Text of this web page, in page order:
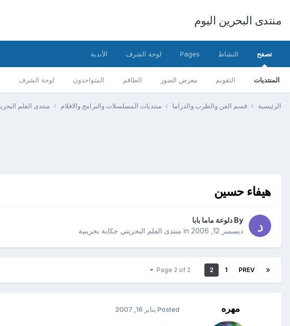
منتدى البحرين اليوم
تصفح
المنتديات التقويم معرض الصور الطاقم المتواجدون لوحة الشرف
النشاط Pages لوحة الشرف الأندية
الرئيسية قسم الفن والطرب والدراما منتديات المسلسلات والبرامج والافلام منتدى الفلم
هيفاء حسين
By دلوعة ماما بابا
ديسمبر 12, 2006
منتدى الفلم البحريني حكاية بحرينية
PREV
1
2
Page 2 of 2
مهره Posted يناير 16, 2007